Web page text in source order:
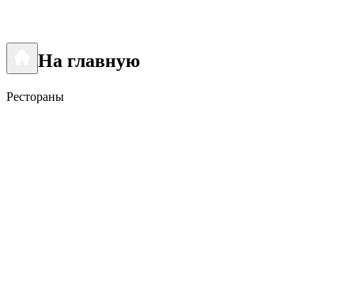
На главную
Рестораны